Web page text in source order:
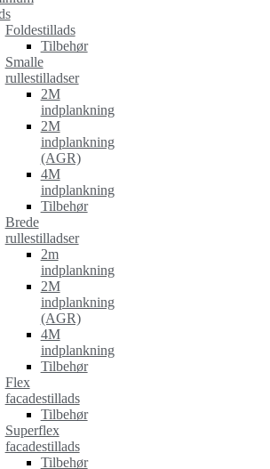
Foldestillads
Tilbehør
Smalle
rullestilladser
2M
indplankning
2M
indplankning
(AGR)
4M
indplankning
Tilbehør
Brede
rullestilladser
2m
indplankning
2M
indplankning
(AGR)
4M
indplankning
Tilbehør
Flex
facadestillads
Tilbehør
Superflex
facadestillads
Tilbehør